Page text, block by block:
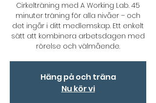
Cirkelträning med A Working Lab. 45
minuter träning för alla nivåer – och
det ingår i ditt medlemskap. Ett enkelt
sätt att kombinera arbetsdagen med
rörelse och välmående.
Häng på och träna
Nu kör vi